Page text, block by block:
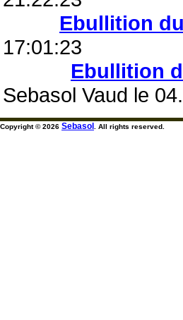
Ebullition
17:01:23
Ebullition
Sebasol Vaud le
Copyright © 2026 Sebasol . All rights reserved.